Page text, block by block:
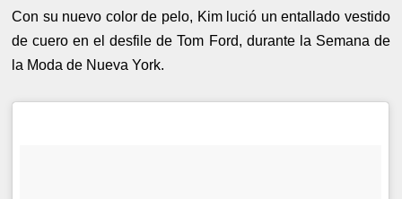
Con su nuevo color de pelo, Kim lució un entallado vestido
de cuero en el desfile de Tom Ford, durante la Semana de
la Moda de Nueva York.